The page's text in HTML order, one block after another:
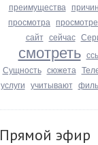
преимущества причин
просмотра просмотре
сайт сейчас
смотреть
Сущность сюжета
услуги учитывают
Прямой эфир